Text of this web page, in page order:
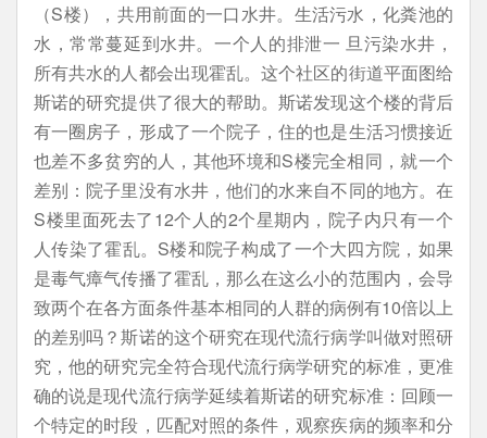
（S楼），共用前面的一口水井。生活污水，化粪池的
水，常常蔓延到水井。一个人的排泄一 旦污染水井，
所有共水的人都会出现霍乱。这个社区的街道平面图给
斯诺的研究提供了很大的帮助。斯诺发现这个楼的背后
有一圈房子，形成了一个院子，住的也是生活习惯接近
也差不多贫穷的人，其他环境和S楼完全相同，就一个
差别：院子里没有水井，他们的水来自不同的地方。在
S楼里面死去了12个人的2个星期内，院子内只有一个
人传染了霍乱。S楼和院子构成了一个大四方院，如果
是毒气瘴气传播了霍乱，那么在这么小的范围内，会导
致两个在各方面条件基本相同的人群的病例有10倍以上
的差别吗？斯诺的这个研究在现代流行病学叫做对照研
究，他的研究完全符合现代流行病学研究的标准，更准
确的说是现代流行病学延续着斯诺的研究标准：回顾一
个特定的时段，匹配对照的条件，观察疾病的频率和分